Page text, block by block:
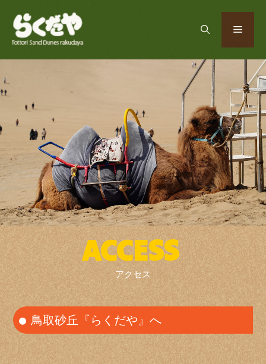
ツ
へ
ス
プ
メ
ニ
ュ
ー
ACCESS
アクセス
鳥取砂丘『らくだや』へ